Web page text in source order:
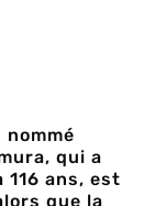
nommé
qui a
116 ans, est
que la